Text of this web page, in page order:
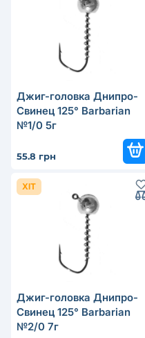
Джиг-головка Днипро-
Свинец 125° Barbarian
№1/0 5г
55.8 грн
ХІТ
Джиг-головка Днипро-
Свинец 125° Barbarian
№2/0 7г